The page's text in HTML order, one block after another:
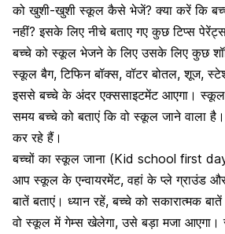
को खुशी-खुशी स्कूल कैसे भेजें? क्या करें कि
नहीं? इसके लिए नीचे बताए गए कुछ टिप्स
बच्चे को स्कूल भेजने के लिए उसके लिए कुछ
स्कूल बैग, टिफिन बॉक्स, वॉटर बोतल, शूज,
इससे बच्चे के अंदर एक्ससाइटमेंट आएगा। स्कूल
समय बच्चे को बताएं कि वो स्कूल जाने वाला
कर रहे हैं।
बच्चों का स्कूल जाना (Kid school first
आप स्कूल के एन्वायरमेंट, वहां के प्ले ग्राउंड
बातें बताएं। ध्यान रहें, बच्चे कोसकारात्मकबातें
वो स्कूल में गेम्स खेलेगा, उसे बड़ा मजा आएगा।